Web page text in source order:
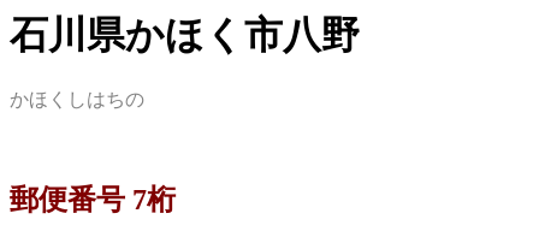
石川県かほく市八野
かほくしはちの
郵便番号 7桁